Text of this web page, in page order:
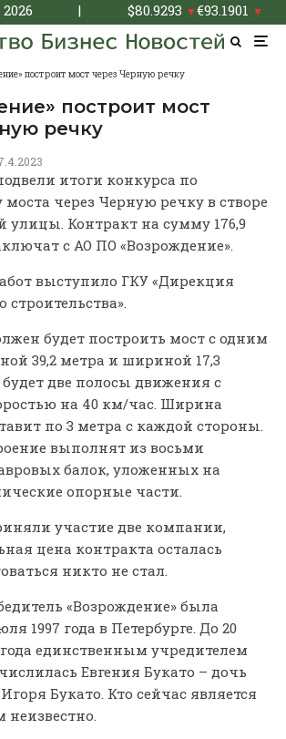
| $80.9293 ▼€93.1901 ▼
построит мост через Черную речку
построит мост
речку
итоги конкурса по
моста через Черную речку в створе
улицы. Контракт на сумму 176,9
с АО ПО «Возрождение».
выступило ГКУ «Дирекция
строительства».
будет построить мост с одним
39,2 метра и шириной 17,3
две полосы движения с
на 40 км/час. Ширина
по 3 метра с каждой стороны.
выполнят из восьми
балок, уложенных на
опорные части.
участие две компании,
цена контракта осталась
никто не стал.
«Возрождение» была
1997 года в Петербурге. До 20
года единственным учредителем
Евгения Букато – дочь
Букато. Кто сейчас является